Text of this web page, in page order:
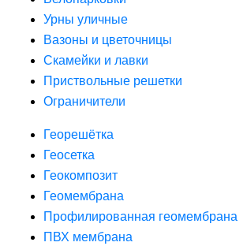
Урны уличные
Вазоны и цветочницы
Скамейки и лавки
Приствольные решетки
Ограничители
Георешётка
Геосетка
Геокомпозит
Геомембрана
Профилированная геомембрана
ПВХ мембрана